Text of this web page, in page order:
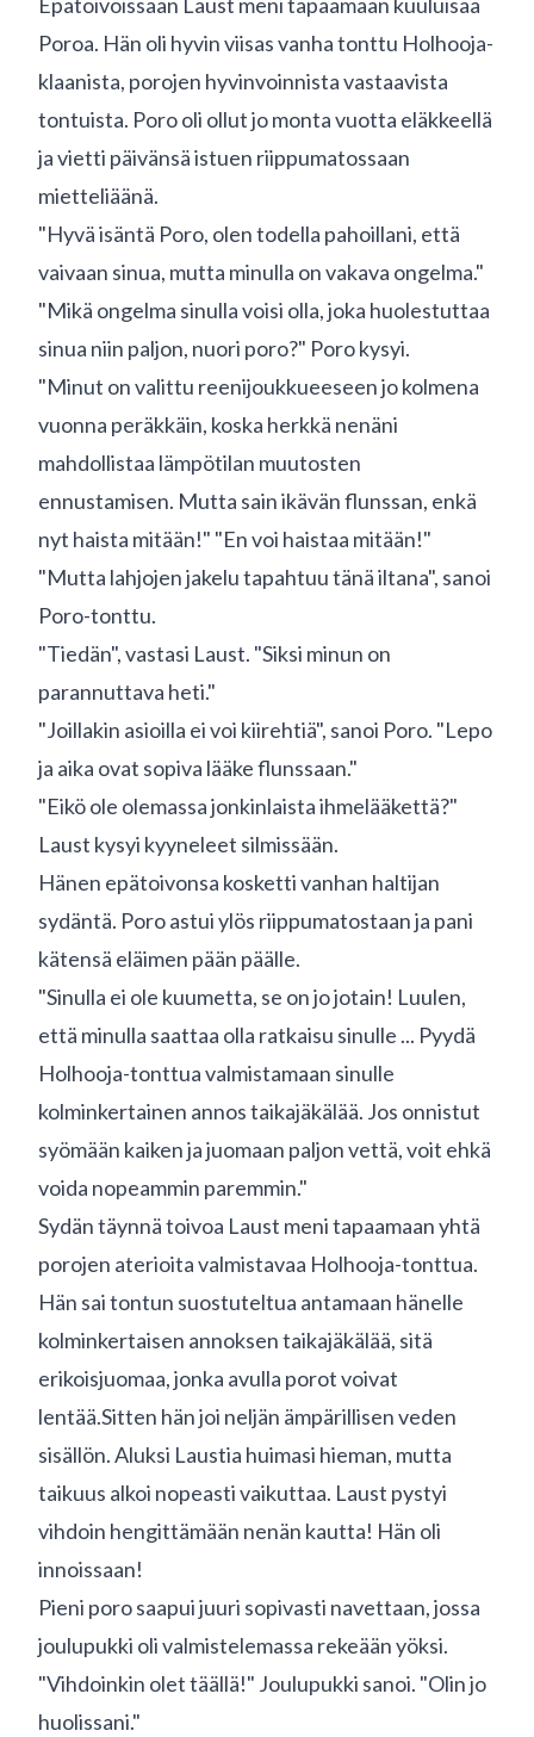
Poroa. Hän oli hyvin viisas vanha tonttu Holhooja-
klaanista, porojen hyvinvoinnista vastaavista
tontuista. Poro oli ollut jo monta vuotta eläkkeellä
ja vietti päivänsä istuen riippumatossaan
mietteliäänä.
"Hyvä isäntä Poro, olen todella pahoillani, että
vaivaan sinua, mutta minulla on vakava ongelma."
"Mikä ongelma sinulla voisi olla, joka huolestuttaa
sinua niin paljon, nuori poro?" Poro kysyi.
"Minut on valittu reenijoukkueeseen jo kolmena
vuonna peräkkäin, koska herkkä nenäni
mahdollistaa lämpötilan muutosten
ennustamisen. Mutta sain ikävän flunssan, enkä
nyt haista mitään!" "En voi haistaa mitään!"
"Mutta lahjojen jakelu tapahtuu tänä iltana", sanoi
Poro-tonttu.
"Tiedän", vastasi Laust. "Siksi minun on
parannuttava heti."
"Joillakin asioilla ei voi kiirehtiä", sanoi Poro. "Lepo
ja aika ovat sopiva lääke flunssaan."
"Eikö ole olemassa jonkinlaista ihmelääkettä?"
Laust kysyi kyyneleet silmissään.
Hänen epätoivonsa kosketti vanhan haltijan
sydäntä. Poro astui ylös riippumatostaan ja pani
kätensä eläimen pään päälle.
"Sinulla ei ole kuumetta, se on jo jotain! Luulen,
että minulla saattaa olla ratkaisu sinulle ... Pyydä
Holhooja-tonttua valmistamaan sinulle
kolminkertainen annos taikajäkälää. Jos onnistut
syömään kaiken ja juomaan paljon vettä, voit ehkä
voida nopeammin paremmin."
Sydän täynnä toivoa Laust meni tapaamaan yhtä
porojen aterioita valmistavaa Holhooja-tonttua.
Hän sai tontun suostuteltua antamaan hänelle
kolminkertaisen annoksen taikajäkälää, sitä
erikoisjuomaa, jonka avulla porot voivat
lentää.Sitten hän joi neljän ämpärillisen veden
sisällön. Aluksi Laustia huimasi hieman, mutta
taikuus alkoi nopeasti vaikuttaa. Laust pystyi
vihdoin hengittämään nenän kautta! Hän oli
innoissaan!
Pieni poro saapui juuri sopivasti navettaan, jossa
joulupukki oli valmistelemassa rekeään yöksi.
"Vihdoinkin olet täällä!" Joulupukki sanoi. "Olin jo
huolissani."